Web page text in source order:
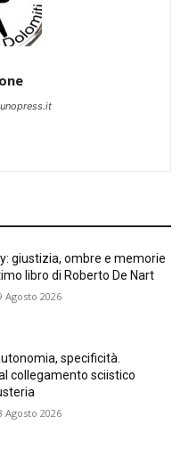
giustizia, ombre e memorie
libro di Roberto De Nart
Agosto 2026
specificità.
collegamento sciistico
Agosto 2026